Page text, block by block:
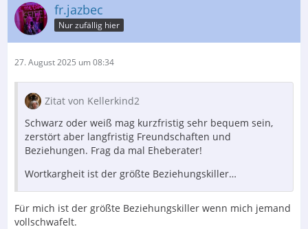
fr.jazbec
Nur zufällig hier
27. August 2025 um 08:34
Zitat von Kellerkind2
Schwarz oder weiß mag kurzfristig sehr bequem sein,
zerstört aber langfristig Freundschaften und
Beziehungen. Frag da mal Eheberater!
Wortkargheit ist der größte Beziehungskiller…
Für mich ist der größte Beziehungskiller wenn mich jemand
vollschwafelt.